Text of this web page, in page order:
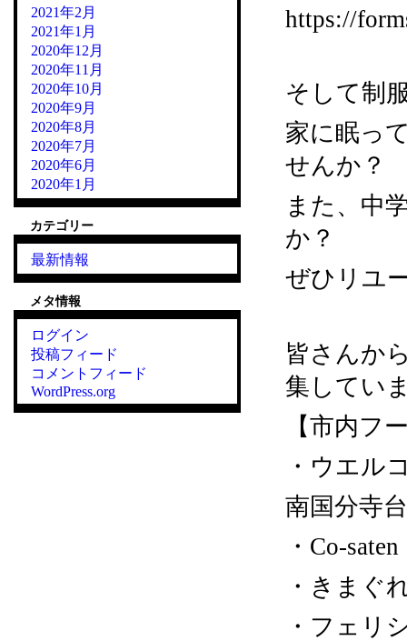
https://
そして制
家に眠っ
せんか？
また、中
か？
ぜひリユ
皆さんか
集してい
【市内フ
・ウエル
南国分寺
・Co-
・きまぐ
・フェリ
2021年2月
2021年1月
2020年12月
2020年11月
2020年10月
2020年9月
2020年8月
2020年7月
2020年6月
2020年1月
カテゴリー
最新情報
メタ情報
ログイン
投稿フィード
コメントフィード
WordPress.org